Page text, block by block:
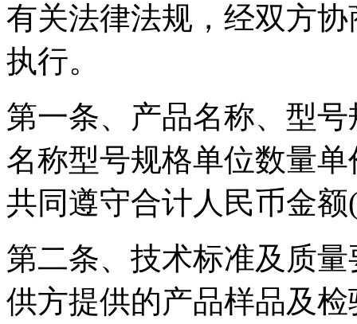
有关法律法规，经双方
执行。
第一条、产品名称、型
名称型号规格单位数量
共同遵守合计人民币金额
第二条、技术标准及质
供方提供的产品样品及